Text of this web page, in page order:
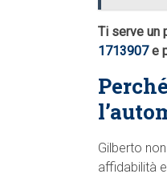
Ti serve un
1713907e
Gilberto
affidabilità